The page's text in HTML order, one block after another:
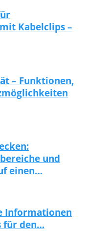
Kabelclips –
– Funktionen,
und
einen…
Informationen
für den…